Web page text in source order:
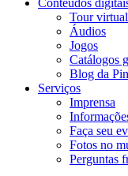
Conteúdos
Tour virtual
Áudios
Jogos
Catálogos
Blog da
Serviços
Imprensa
Faça seu
Fotos no
Perguntas